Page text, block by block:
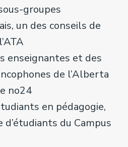
groupes
un des conseils de
enseignantes et des
de l’Alberta
no24
en pédagogie,
d’étudiants du Campus